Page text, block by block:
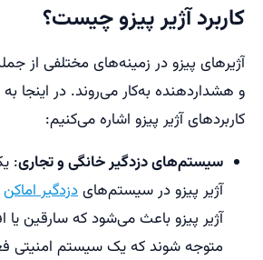
کاربرد آژیر پیزو چیست؟
آژیرهای پیزو در زمینه‌های مختلفی از
و هشداردهنده به‌کار می‌روند. در اینجا
کاربردهای آژیر پیزو اشاره می‌کنیم:
سیستم‌های دزدگیر خانگی و تجاری:
آژیر پیزو در سیستم‌هایدزدگیر اماکن
آژیر پیزو باعث می‌شود که سارقین یا
متوجه شوند که یک سیستم امنیتی